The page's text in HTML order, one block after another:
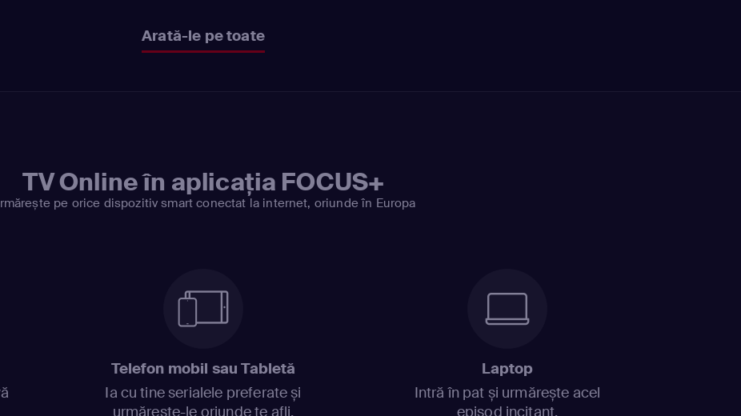
Arată-le pe toate
TV Online în aplicația FOCUS+
pe orice dispozitiv smart conectat la internet, oriunde în Europa
Telefon mobil sau Tabletă
Ia cu tine serialele preferate și
urmărește-le oriunde te afli.
Laptop
Intră în pat și urmărește acel
episod incitant.